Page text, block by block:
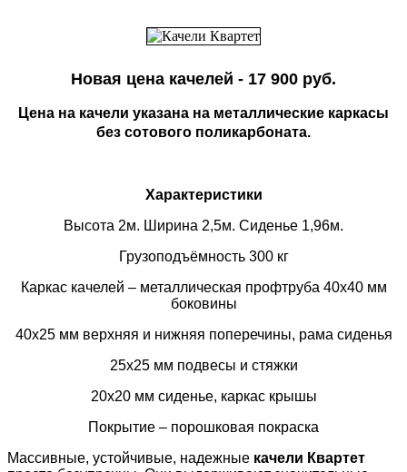
Новая цена качелей - 17 900 руб.
Цена на качели указана на металлические каркасы
без сотового поликарбоната.
Характеристики
Высота 2м. Ширина 2,5м. Сиденье 1,96м.
Грузоподъёмность 300 кг
Каркас качелей – металлическая профтруба 40х40 мм
боковины
40х25 мм верхняя и нижняя поперечины, рама сиденья
25х25 мм подвесы и стяжки
20х20 мм сиденье, каркас крышы
Покрытие – порошковая покраска
Массивные, устойчивые, надежные качели Квартет